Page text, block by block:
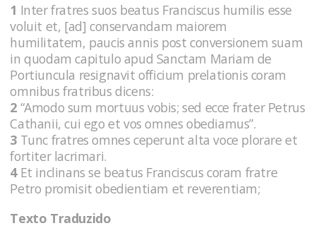
1 Inter fratres suos beatus Franciscus humilis esse
voluit et, [ad] conservandam maiorem
humilitatem, paucis annis post conversionem suam
in quodam capitulo apud Sanctam Mariam de
Portiuncula resignavit officium prelationis coram
omnibus fratribus dicens:
2 “Amodo sum mortuus vobis; sed ecce frater Petrus
Cathanii, cui ego et vos omnes obediamus”.
3 Tunc fratres omnes ceperunt alta voce plorare et
fortiter lacrimari.
4Et inclinans se beatus Franciscus coram fratre
Petro promisit obedientiam et reverentiam;
Texto Traduzido